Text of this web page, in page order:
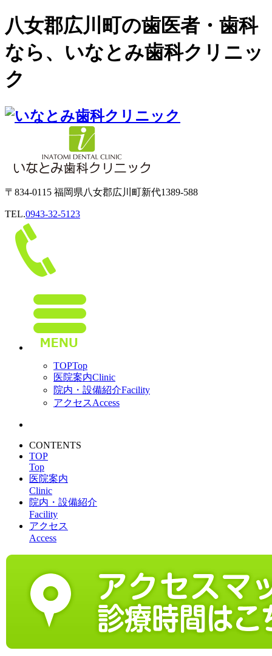
八女郡広川町の歯医者・歯科
なら、いなとみ歯科クリニッ
ク
〒834-0115 福岡県八女郡広川町新代1389-588
TEL.0943-32-5123
TOPTop
医院案内Clinic
院内・設備紹介Facility
アクセスAccess
CONTENTS
TOP
Top
医院案内
Clinic
院内・設備紹介
Facility
アクセス
Access